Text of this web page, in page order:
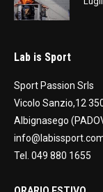
Lab is Sport
Sport Passion Srls
Vicolo Sanzio,12
Albignasego
Tel. 049 880 1655